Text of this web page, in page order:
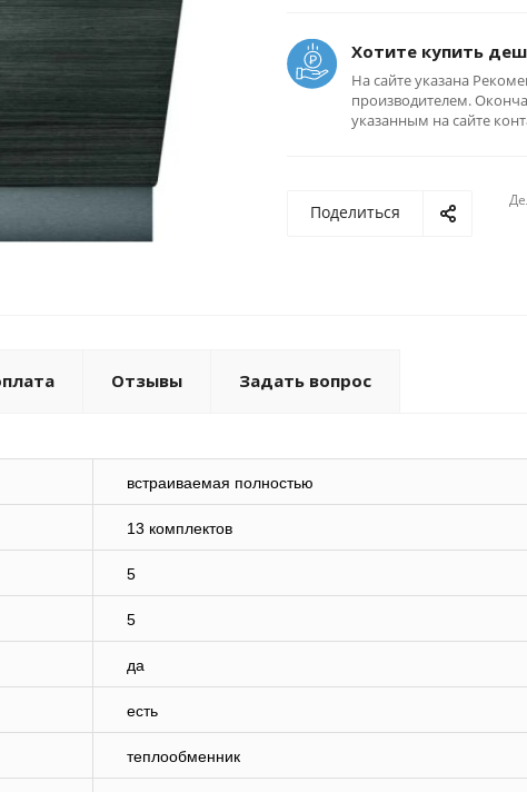
Хотите купить
На сайте указана
производителем.
указанным на сайте
Поделиться
Отзывы Задать вопрос
встраиваемая полностью
13 комплектов
5
5
да
есть
теплообменник